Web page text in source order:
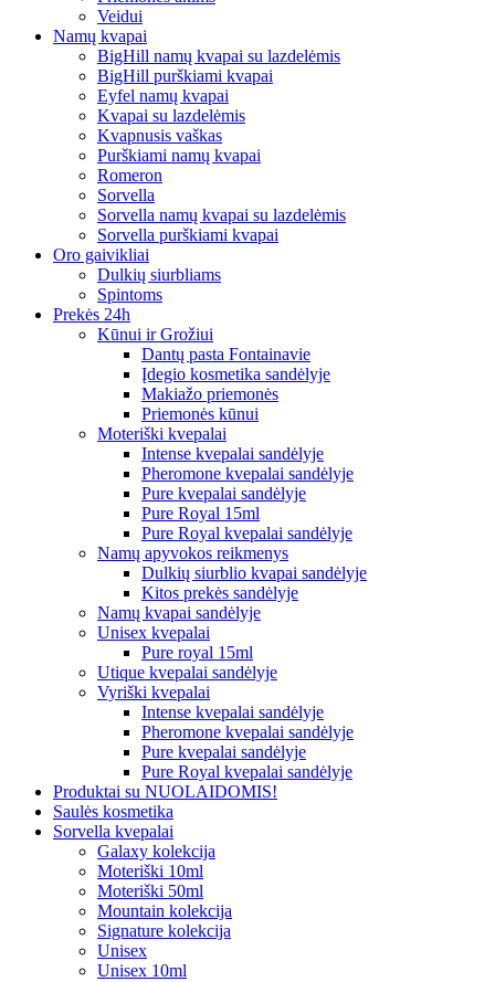
Veidui
Namų kvapai
BigHill namų kvapai su lazdelėmis
BigHill purškiami kvapai
Eyfel namų kvapai
Kvapai su lazdelėmis
Kvapnusis vaškas
Purškiami namų kvapai
Romeron
Sorvella
Sorvella namų kvapai su lazdelėmis
Sorvella purškiami kvapai
Oro gaivikliai
Dulkių siurbliams
Spintoms
Prekės 24h
Kūnui ir Grožiui
Dantų pasta Fontainavie
Įdegio kosmetika sandėlyje
Makiažo priemonės
Priemonės kūnui
Moteriški kvepalai
Intense kvepalai sandėlyje
Pheromone kvepalai sandėlyje
Pure kvepalai sandėlyje
Pure Royal 15ml
Pure Royal kvepalai sandėlyje
Namų apyvokos reikmenys
Dulkių siurblio kvapai sandėlyje
Kitos prekės sandėlyje
Namų kvapai sandėlyje
Unisex kvepalai
Pure royal 15ml
Utique kvepalai sandėlyje
Vyriški kvepalai
Intense kvepalai sandėlyje
Pheromone kvepalai sandėlyje
Pure kvepalai sandėlyje
Pure Royal kvepalai sandėlyje
Produktai su NUOLAIDOMIS!
Saulės kosmetika
Sorvella kvepalai
Galaxy kolekcija
Moteriški 10ml
Moteriški 50ml
Mountain kolekcija
Signature kolekcija
Unisex
Unisex 10ml